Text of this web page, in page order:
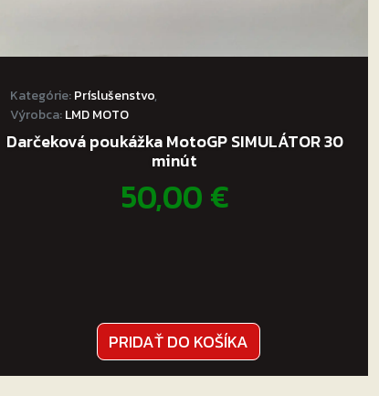
Kategórie:Príslušenstvo,
Výrobca:LMD MOTO
Darčeková poukážka MotoGP SIMULÁTOR 30
minút
50,00€
PRIDAŤ DO KOŠÍKA